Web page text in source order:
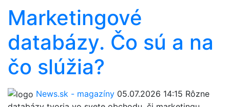
Marketingové
databázy. Čo sú a na
čo slúžia?
News.sk - magazíny 05.07.2026 14:15 Rôzne